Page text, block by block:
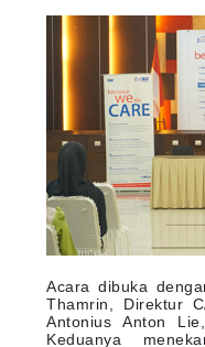
Acara dibuka
Thamrin, Direktur
Antonius Anton
Keduanya